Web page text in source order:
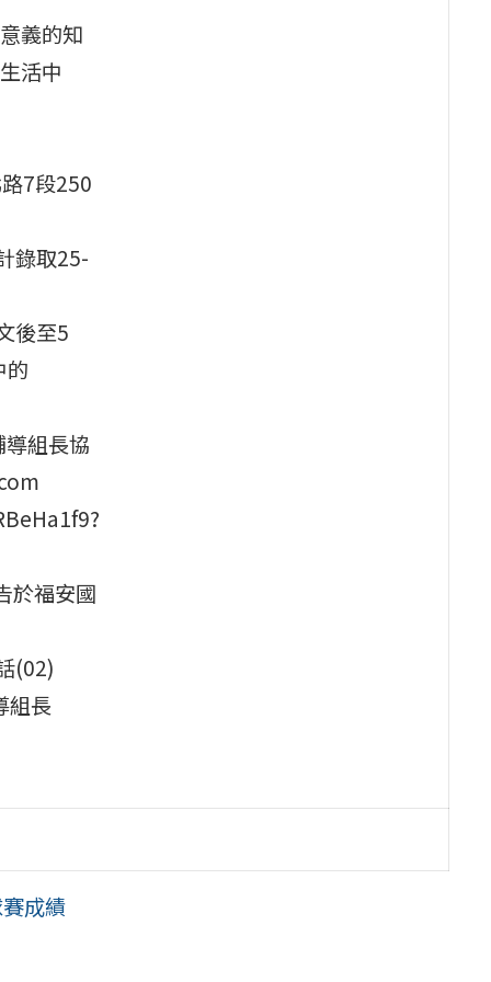
義的知
活中
7段250
錄取25-
後至5
的
組長協
於福安國
(02)
組長
成績